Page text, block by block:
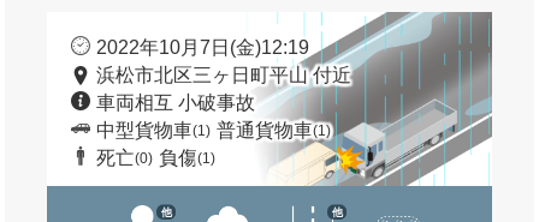
2022年10月7日(金)12:19
浜松市北区三ヶ日町平山 付近
車両相互 小破事故
中型貨物車(1) 普通貨物車(1)
死亡(0) 負傷(1)
他 他